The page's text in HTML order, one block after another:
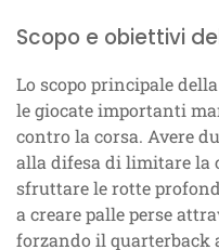
Scopo e obiettivi
Lo scopo principale
le giocate importanti
contro la corsa. Avere
alla difesa di limitare la
sfruttare le rotte
a creare palle perse
forzando il quarterback